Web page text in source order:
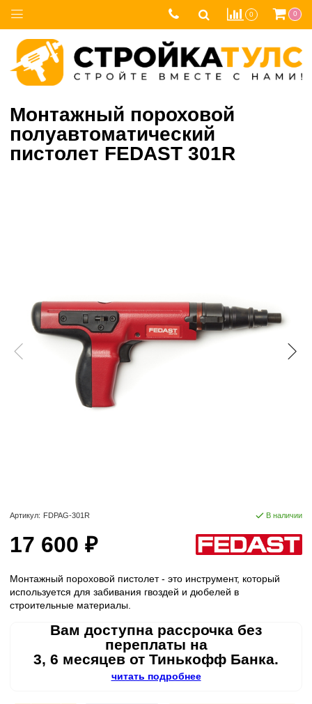
0 0
Монтажный пороховой
полуавтоматический
пистолет FEDAST 301R
Артикул: FDPAG-301R В наличии
17 600 ₽
Монтажный пороховой пистолет - это инструмент, который
используется для забивания гвоздей и дюбелей в
строительные материалы.
Вам доступна рассрочка без
переплаты на
3, 6 месяцев от Тинькофф Банка.
читать подробнее